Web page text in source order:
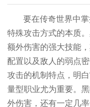
要在传奇世界中
特殊攻击方式的本质
额外伤害的强大技能
配置以及敌人的弱点
攻击的机制特点，明
量型职业尤为重要。
外伤害，还有一定几